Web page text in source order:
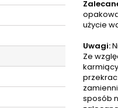
użycie
Uwagi:
Ze
sposób